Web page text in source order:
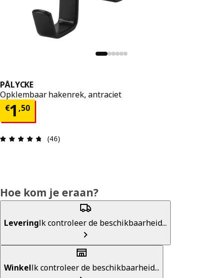
PÅLYCKE
Opklembaar hakenrek, antraciet
€1 ,50
€ 1,50
Beoordeling: 4.7 van 5 sterren. Totaal
(46)
Hoe kom je eraan?
LeveringIk controleer de beschikbaarheid...
WinkelIk controleer de beschikbaarheid...